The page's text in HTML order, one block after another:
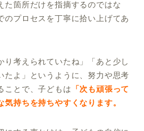
た箇所だけを指摘するのではな
のプロセスを丁寧に拾い上げてあ
り考えられていたね」「あと少し
たよ」というように、努力や思考
ことで、子どもは 「次も頑張って
気持ちを持ちやすくなります。